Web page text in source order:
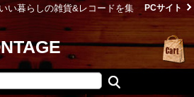
い暮らしの雑貨&レコードを集
PCサイト